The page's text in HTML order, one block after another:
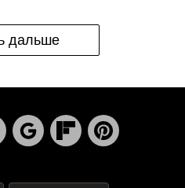
дальше